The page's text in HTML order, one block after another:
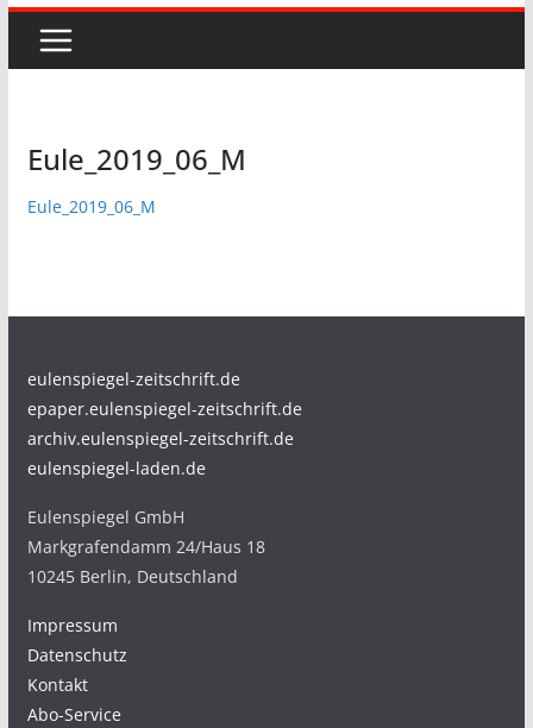
Eule_2019_06_M
Eule_2019_06_M
eulenspiegel-zeitschrift.de
epaper.eulenspiegel-zeitschrift.de
archiv.eulenspiegel-zeitschrift.de
eulenspiegel-laden.de
Eulenspiegel GmbH
Markgrafendamm 24/Haus 18
10245 Berlin, Deutschland
Impressum
Datenschutz
Kontakt
Abo-Service